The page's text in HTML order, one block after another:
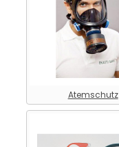
Atemschutz